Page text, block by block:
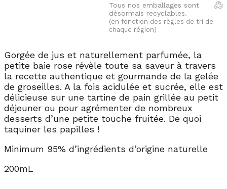
Tous nos emballages sont
désormais recyclables.
(en fonction des règles de tri de
chaque région)
Gorgée de jus et naturellement parfumée, la
petite baie rose révèle toute sa saveur à travers
la recette authentique et gourmande de la gelée
de groseilles. A la fois acidulée et sucrée, elle est
délicieuse sur une tartine de pain grillée au petit
déjeuner ou pour agrémenter de nombreux
desserts d’une petite touche fruitée. De quoi
taquiner les papilles !
Minimum 95% d’ingrédients d’origine naturelle
200mL